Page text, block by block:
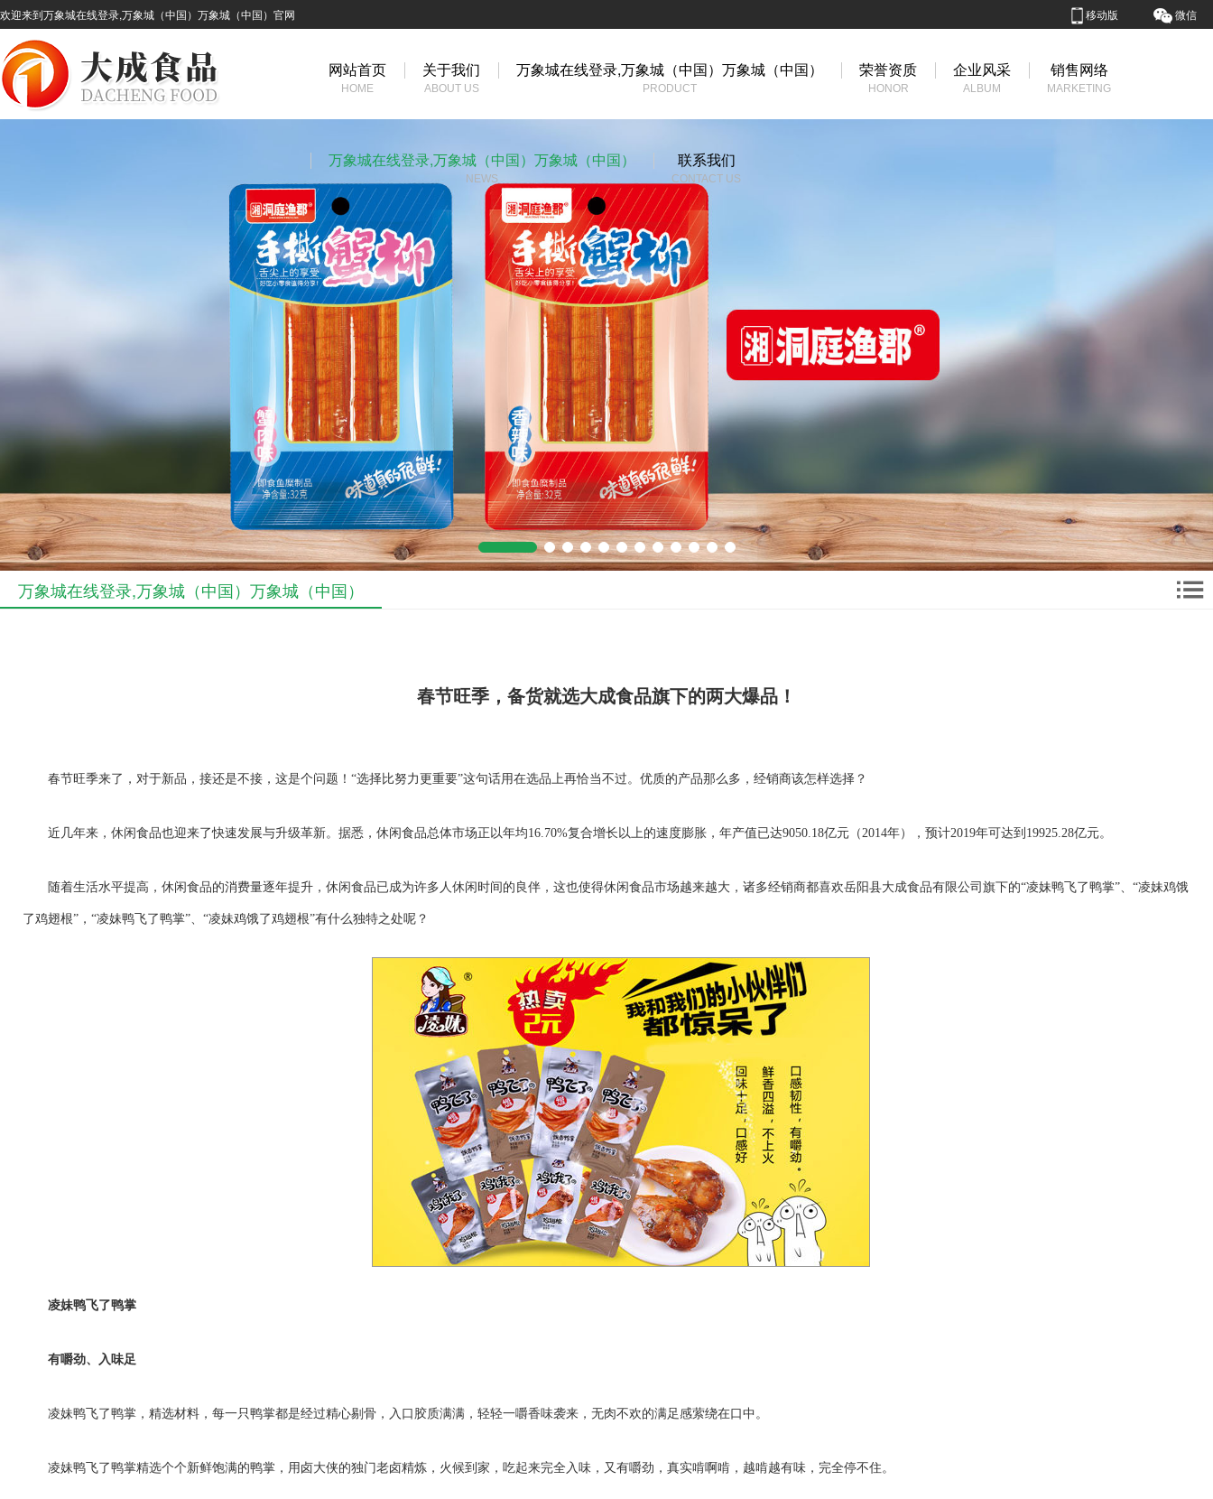
欢迎来到万象城在线登录,万象城（中国）万象城（中国）官网 移动版 微信
网站首页
HOME
关于我们
ABOUT US
万象城在线登录,万象城（中国）万象城（中国）
PRODUCT
荣誉资质
HONOR
企业风采
ALBUM
销售网络
MARKETING
万象城在线登录,万象城（中国）万象城（中国）
NEWS
联系我们
CONTACT US
万象城在线登录,万象城（中国）万象城（中国）
春节旺季，备货就选大成食品旗下的两大爆品！
春节旺季来了，对于新品，接还是不接，这是个问题！“选择比努力更重要”这句话用在选品上再恰当不过。优质的产品那么多，经销商该怎样选择？
近几年来，休闲食品也迎来了快速发展与升级革新。据悉，休闲食品总体市场正以年均16.70%复合增长以上的速度膨胀，年产值已达9050.18亿元（2014年），预计2019年可达到19925.28亿元。
随着生活水平提高，休闲食品的消费量逐年提升，休闲食品已成为许多人休闲时间的良伴，这也使得休闲食品市场越来越大，诸多经销商都喜欢岳阳县大成食品有限公司旗下的“凌妹鸭飞了鸭掌”、“凌妹鸡饿
了鸡翅根”，“凌妹鸭飞了鸭掌”、“凌妹鸡饿了鸡翅根”有什么独特之处呢？
凌妹鸭飞了鸭掌
有嚼劲、入味足
凌妹鸭飞了鸭掌，精选材料，每一只鸭掌都是经过精心剔骨，入口胶质满满，轻轻一嚼香味袭来，无肉不欢的满足感萦绕在口中。
凌妹鸭飞了鸭掌精选个个新鲜饱满的鸭掌，用卤大侠的独门老卤精炼，火候到家，吃起来完全入味，又有嚼劲，真实啃啊啃，越啃越有味，完全停不住。